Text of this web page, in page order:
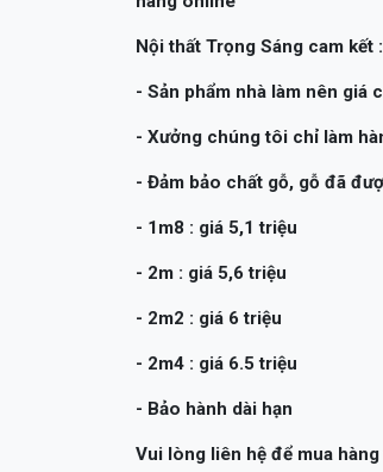
Nội thất Trọng Sáng cam kết :
- Sản phẩm nhà làm nên giá
- Xưởng chúng tôi chỉ làm
- Đảm bảo chất gỗ, gỗ đã
- 1m8 : giá 5,1 triệu
- 2m : giá 5,6 triệu
- 2m2 : giá 6 triệu
- 2m4 : giá 6.5 triệu
- Bảo hành dài hạn
Vui lòng liên hệ để mua